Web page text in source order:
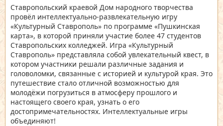
Ставропольский краевой Дом народного творчества
провёл интеллектуально-развлекательную игру
«Культурный Ставрополь» по программе «Пушкинская
карта», в которой приняли участие более 47 студентов
Ставропольских колледжей. Игра «Культурный
Ставрополь» представляла собой увлекательный квест, в
котором участники решали различные задания и
головоломки, связанные с историей и культурой края. Это
путешествие стало отличной возможностью для
молодёжи погрузиться в атмосферу прошлого и
настоящего своего края, узнать о его
достопримечательностях. Интеллектуальные игры
объединяют!